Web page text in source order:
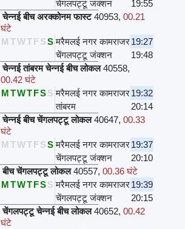
चेंगलपट्टू जंक्शन
19:55
चेन्नई बीच अरक्कोनम फास्ट 40953,00.21
घंटे
M TWTFSS मरैमलई नगर कामराजर19:27
चेंगलपट्टू जंक्शन
19:48
चेन्नई तांबरम चेन्नई बीच लोकल 40558,
00.42 घंटे
MTWTFSS मरैमलई नगर कामराजर19:32
तांबरम
20:14
चेन्नई बीच चेंगलपट्टू लोकल 40647,00.33
घंटे
M TWTFSS मरैमलई नगर कामराजर19:37
चेंगलपट्टू जंक्शन
20:10
बीच चेंगलपट्टू लोकल 40557,00.36 घंटे
MTWTFSS मरैमलई नगर कामराजर19:39
चेंगलपट्टू जंक्शन
20:15
चेंगलपट्टू चेन्नई बीच लोकल 40652,00.42
घंटे